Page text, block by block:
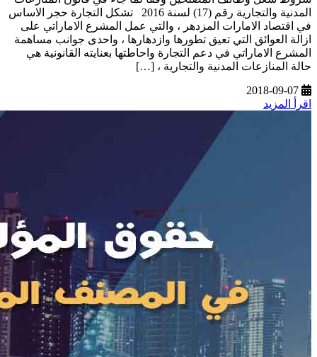
المدنية والتجارية رقم (17) لسنة 2016 تشكل التجارة حجر الاساس
في اقتصاد الامارات المزدهر ، والتي عمل المشرع الاماراتي على
ازالة العوائق التي تعيق تطورها وازدهارها ، واحدى جوانب مساهمة
المشرع الاماراتي في دعم التجارة واحاطتها بعنايته القانونية هي
حالة المنازعات المدنية والتجارية ، […]
2018-09-07
اقرأ المزيد